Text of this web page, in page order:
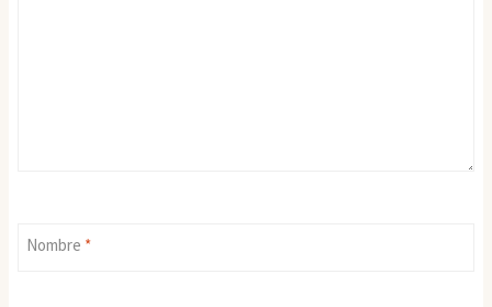
Nombre *